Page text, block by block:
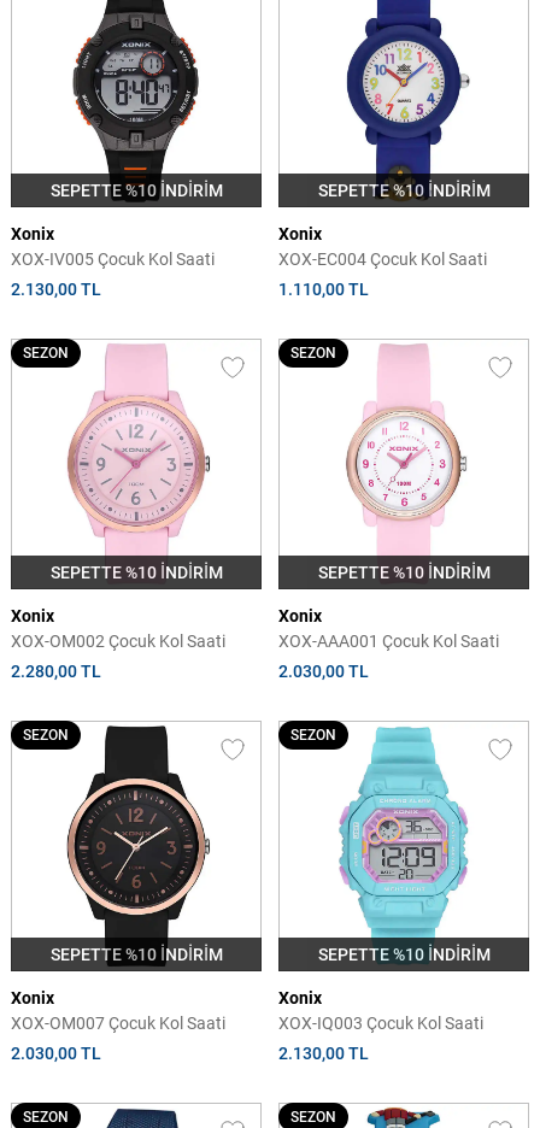
SEPETTE %10 İNDİRİM
Xonix
XOX-IV005 Çocuk Kol Saati
2.130,00 TL
SEPETTE %10 İNDİRİM
Xonix
XOX-EC004 Çocuk Kol Saati
1.110,00 TL
SEPETTE %10 İNDİRİM
SEZON
Xonix
XOX-OM002 Çocuk Kol Saati
2.280,00 TL
SEPETTE %10 İNDİRİM
SEZON
Xonix
XOX-AAA001 Çocuk Kol Saati
2.030,00 TL
SEPETTE %10 İNDİRİM
SEZON
Xonix
XOX-OM007 Çocuk Kol Saati
2.030,00 TL
SEPETTE %10 İNDİRİM
SEZON
Xonix
XOX-IQ003 Çocuk Kol Saati
2.130,00 TL
SEZON SEZON